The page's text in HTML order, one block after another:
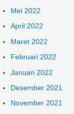
Mei 2022
April 2022
Maret 2022
Februari 2022
Januari 2022
Desember 2021
November 2021